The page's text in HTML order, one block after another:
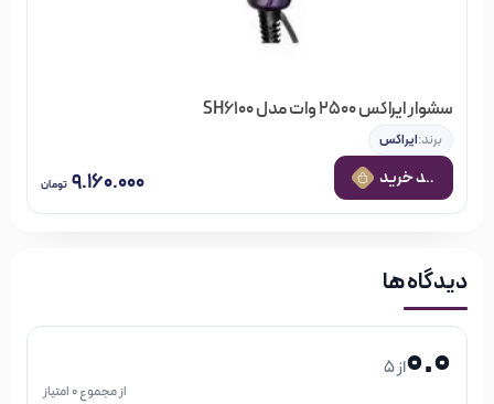
سشوار ایراکس 2500 وات مدل SH6100
برند:ایراکس
۹.۱۶۰.۰۰۰ تومان
دیدگاه ها
0.0از 5
از مجموع 0 امتیاز